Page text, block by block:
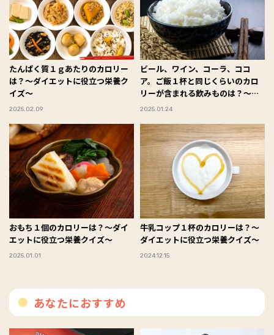
たんぱく質１ｇあたりのカロリー
は？～ダイエットに役立つ栄養ク
イズ～
2025.02.09
ビール、ワイン、コーラ、ココ
ア。ご飯１杯と同じくらいのカロ
リーが含まれる飲みものは？～ダ
イエットに役立つ栄養クイズ～
2025.01.24
おもち１個のカロリーは？～ダイ
エットに役立つ栄養クイズ～
2025.01.01
牛乳コップ１杯のカロリーは？～
ダイエットに役立つ栄養クイズ～
2024.12.15
あなたにおすすめ